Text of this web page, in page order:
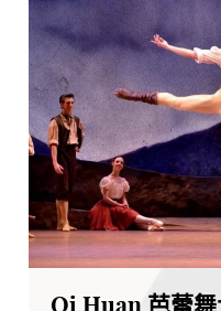
登記：https://forms.gle/
Qi Huan 芭蕾